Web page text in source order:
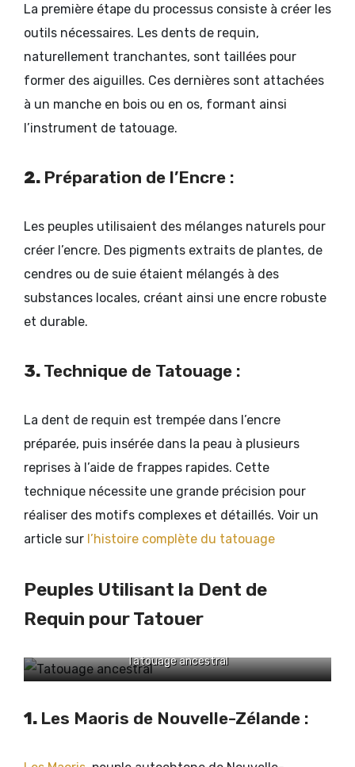
La première étape du processus consiste à créer les
outils nécessaires. Les dents de requin,
naturellement tranchantes, sont taillées pour
former des aiguilles. Ces dernières sont attachées
à un manche en bois ou en os, formant ainsi
l’instrument de tatouage.
2. Préparation de l’Encre :
Les peuples utilisaient des mélanges naturels pour
créer l’encre. Des pigments extraits de plantes, de
cendres ou de suie étaient mélangés à des
substances locales, créant ainsi une encre robuste
et durable.
3. Technique de Tatouage :
La dent de requin est trempée dans l’encre
préparée, puis insérée dans la peau à plusieurs
reprises à l’aide de frappes rapides. Cette
technique nécessite une grande précision pour
réaliser des motifs complexes et détaillés. Voir un
article sur l’histoire complète du tatouage
Peuples Utilisant la Dent de
Requin pour Tatouer
Tatouage ancestral
1. Les Maoris de Nouvelle-Zélande :